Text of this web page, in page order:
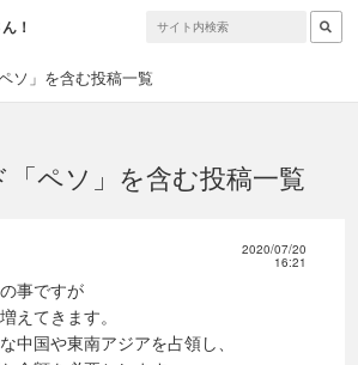
！
ソ」を含む投稿一覧
「ペソ」を含む投稿一覧
2020/07/20
16:21
事ですが
えてきます。
中国や東南アジアを占領し、